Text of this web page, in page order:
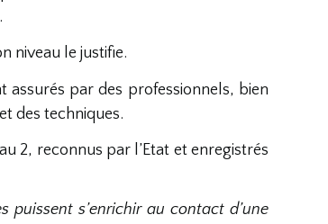
niveau le justifie.
assurés par des professionnels, bien
des techniques.
2, reconnus par l’Etat et enregistrés
puissent s’enrichir au contact d’une